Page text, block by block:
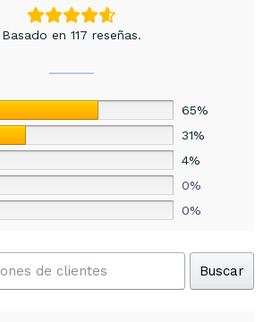
Basado en 117 reseñas.
65%
31%
4%
0%
0%
Buscar